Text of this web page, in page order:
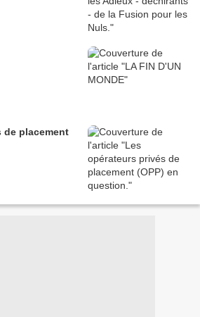
de placement